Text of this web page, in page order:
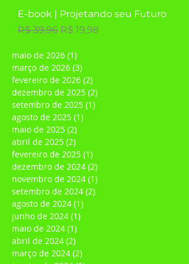
E-book | Projetando seu Futuro
Preço normal
R$ 39,96 Preço promocional
R$ 19,98
maio de 2026 (1)1 post
março de 2026 (3)3 posts
fevereiro de 2026 (2)2 posts
dezembro de 2025
(2)
setembro de 2025
agosto de 2025 (1)
maio de 2025 (2)2 posts
abril de 2025 (2)2 posts
fevereiro de 2025 (1)1 post
dezembro de 2024 (2)
novembro de 2024
(1)
setembro de 2024
agosto de 2024 (1)
junho de 2024 (1)
maio de 2024 (1)1 post